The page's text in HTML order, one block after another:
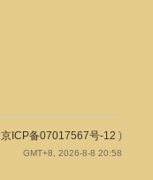
京ICP备07017567号-12 )
GMT+8, 2026-8-8 20:58